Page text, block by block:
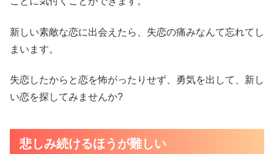
新しい素敵な恋に出会えたら、失恋の痛みなんて忘れてし
まいます。
失恋したからと恋を怖がったりせず、勇気を出して、新し
い恋を探してみませんか?
悲しみ続けるほうが難しい